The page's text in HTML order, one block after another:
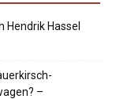
Hendrik Hassel
–